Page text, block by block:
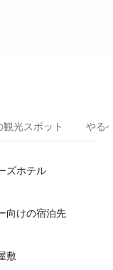
光スポット やる
ズホテル
向けの宿泊先
敷